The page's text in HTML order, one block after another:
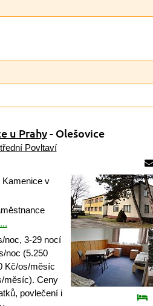
u Prahy- Olešovice
Povltaví
v
noc, 3-29 nocí
noc (5.250
Kč/os/měsíc
měsíc). Ceny
povlečení i